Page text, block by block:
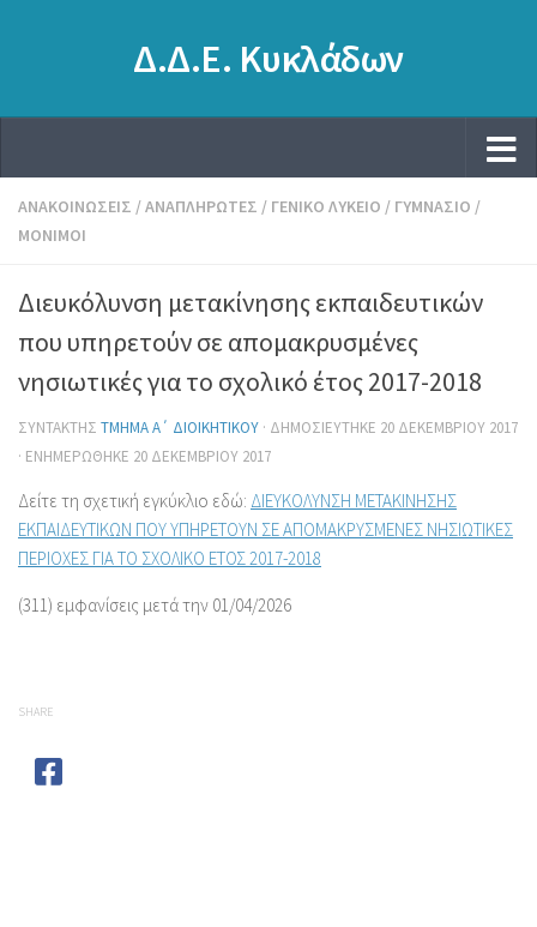
Δ.Δ.Ε. Κυκλάδων
ΑΝΑΚΟΙΝΏΣΕΙΣ /ΑΝΑΠΛΗΡΩΤΈΣ / ΓΕΝΙΚΌ ΛΎΚΕΙΟ / ΓΥΜΝΆΣΙΟ /
ΜΌΝΙΜΟΙ
Διευκόλυνση μετακίνησης εκπαιδευτικών
που υπηρετούν σε απομακρυσμένες
νησιωτικές για το σχολικό έτος 2017-2018
ΣΥΝΤΆΚΤΗΣ ΤΜΉΜΑ Α΄ ΔΙΟΙΚΗΤΙΚΟΎ · ΔΗΜΟΣΙΕΎΤΗΚΕ 20 ΔΕΚΕΜΒΡΊΟΥ 2017
· ΕΝΗΜΕΡΏΘΗΚΕ 20 ΔΕΚΕΜΒΡΊΟΥ 2017
Δείτε τη σχετική εγκύκλιο εδώ: ΔΙΕΥΚΟΛΥΝΣΗ ΜΕΤΑΚΙΝΗΣΗΣ
ΕΚΠΑΙΔΕΥΤΙΚΩΝ ΠΟΥ ΥΠΗΡΕΤΟΥΝ ΣΕ ΑΠΟΜΑΚΡΥΣΜΕΝΕΣ ΝΗΣΙΩΤΙΚΕΣ
ΠΕΡΙΟΧΕΣ ΓΙΑ ΤΟ ΣΧΟΛΙΚΟ ΕΤΟΣ 2017-2018
(311) εμφανίσεις μετά την 01/04/2026
SHARE